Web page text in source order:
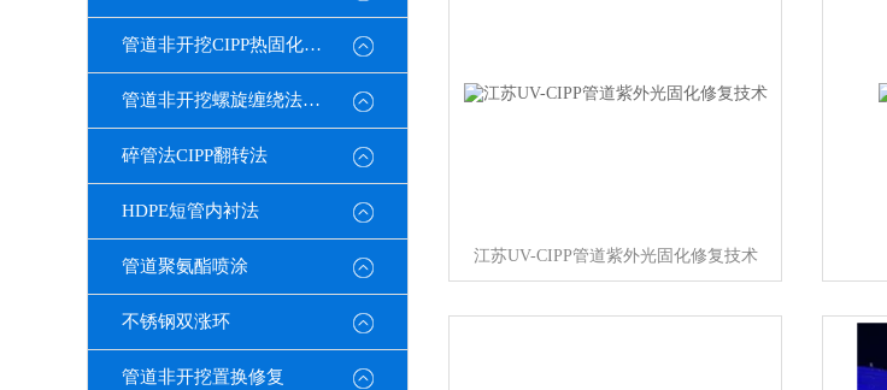
管道非开挖CIPP热固化修复
管道非开挖螺旋缠绕法修复
碎管法CIPP翻转法
HDPE短管内衬法
管道聚氨酯喷涂
不锈钢双涨环
管道非开挖置换修复
江苏UV-CIPP管道紫外光固化修复技术